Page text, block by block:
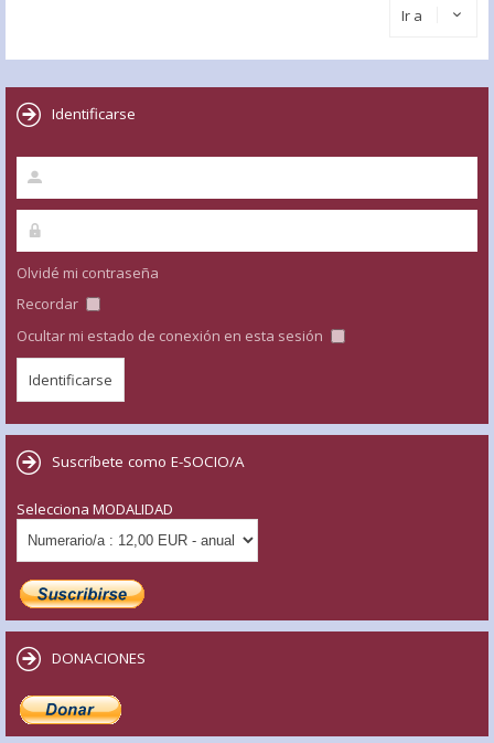
Ir a
Identificarse
Olvidé mi contraseña
Recordar
Ocultar mi estado de conexión en esta sesión
Suscríbete como E-SOCIO/A
Selecciona MODALIDAD
DONACIONES